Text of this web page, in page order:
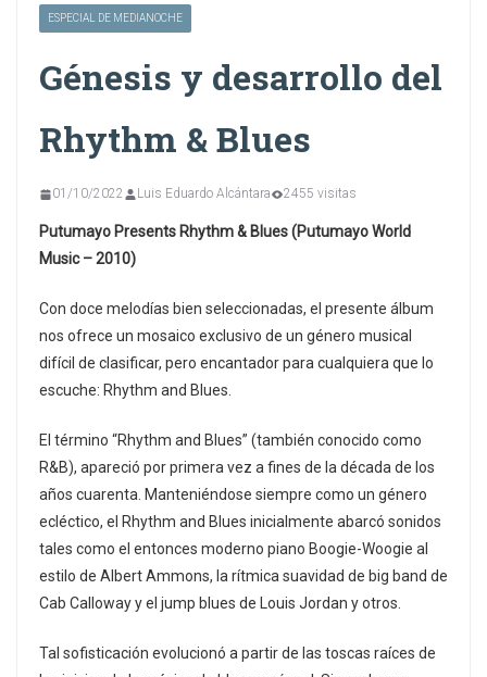
ESPECIAL DE MEDIANOCHE
Génesis y desarrollo del
Rhythm & Blues
01/10/2022 Luis Eduardo Alcántara 2455 visitas
Putumayo Presents Rhythm & Blues (Putumayo World
Music – 2010)
Con doce melodías bien seleccionadas, el presente álbum
nos ofrece un mosaico exclusivo de un género musical
difícil de clasificar, pero encantador para cualquiera que lo
escuche: Rhythm and Blues.
El término “Rhythm and Blues” (también conocido como
R&B), apareció por primera vez a fines de la década de los
años cuarenta. Manteniéndose siempre como un género
ecléctico, el Rhythm and Blues inicialmente abarcó sonidos
tales como el entonces moderno piano Boogie-Woogie al
estilo de Albert Ammons, la rítmica suavidad de big band de
Cab Calloway y el jump blues de Louis Jordan y otros.
Tal sofisticación evolucionó a partir de las toscas raíces de